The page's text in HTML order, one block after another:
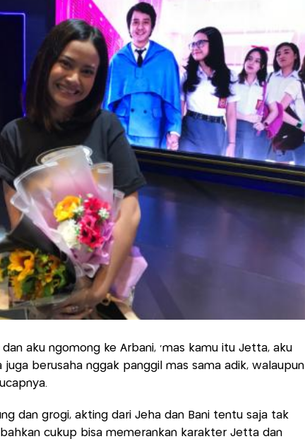
aku ngomong ke Arbani, ‘mas kamu itu Jetta, aku
juga berusaha nggak panggil mas sama adik, walaupun
dan grogi, akting dari Jeha dan Bani tentu saja tak
cukup bisa memerankan karakter Jetta dan